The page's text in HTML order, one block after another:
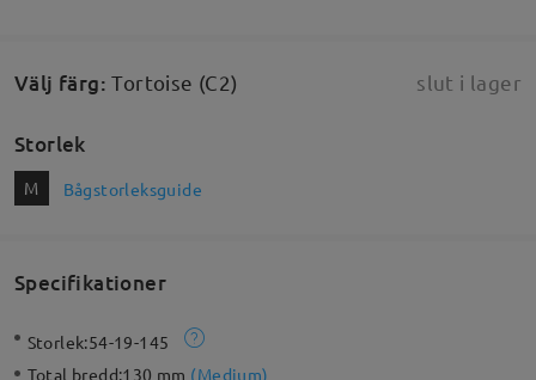
Välj färg:Tortoise (C2) slut i lager
Storlek
M Bågstorleksguide
Specifikationer
Storlek:54-19-145
Total bredd:130 mm (Medium)